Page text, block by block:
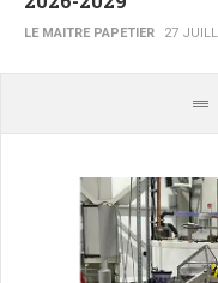
LE MAITRE PAPETIER 27